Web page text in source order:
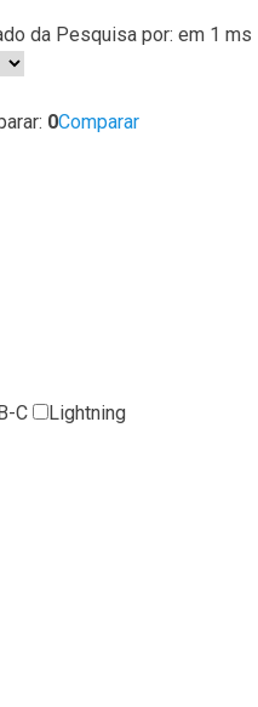
da Pesquisa por: em 1 ms
0Comparar
C
Lightning